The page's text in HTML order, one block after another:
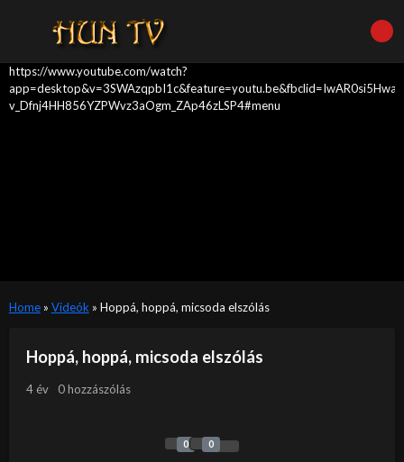
https://www.youtube.com/watch?
v_Dfnj4HH856YZPWvz3aOgm_ZAp46zLSP4#menu
Home» Videók » Hoppá, hoppá, micsoda elszólás
Hoppá, hoppá, micsoda elszólás
4 év 0 hozzászólás
0 0